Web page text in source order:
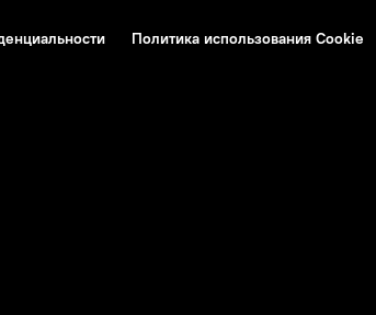
Политика использования Cookie